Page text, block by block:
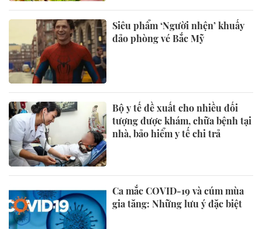
Siêu phẩm ‘Người nhện’ khuấy
đảo phòng vé Bắc Mỹ
Bộ y tế đề xuất cho nhiều đối
tượng được khám, chữa bệnh tại
nhà, bảo hiểm y tế chi trả
Ca mắc COVID-19 và cúm mùa
gia tăng: Những lưu ý đặc biệt